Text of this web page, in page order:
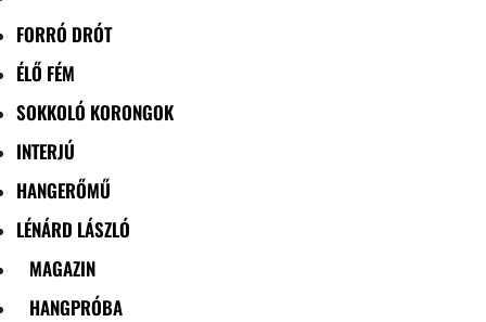
FORRÓ DRÓT
ÉLŐ FÉM
SOKKOLÓ KORONGOK
INTERJÚ
HANGERŐMŰ
LÉNÁRD LÁSZLÓ
MAGAZIN
HANGPRÓBA